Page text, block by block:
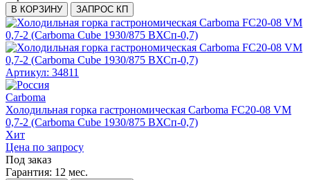
В КОРЗИНУ ЗАПРОС КП
Артикул: 34811
Carboma
Холодильная горка гастрономическая Carboma FC20-08 VM
0,7-2 (Carboma Cube 1930/875 ВХСп-0,7)
Хит
Цена по запросу
Под заказ
Гарантия: 12 мес.